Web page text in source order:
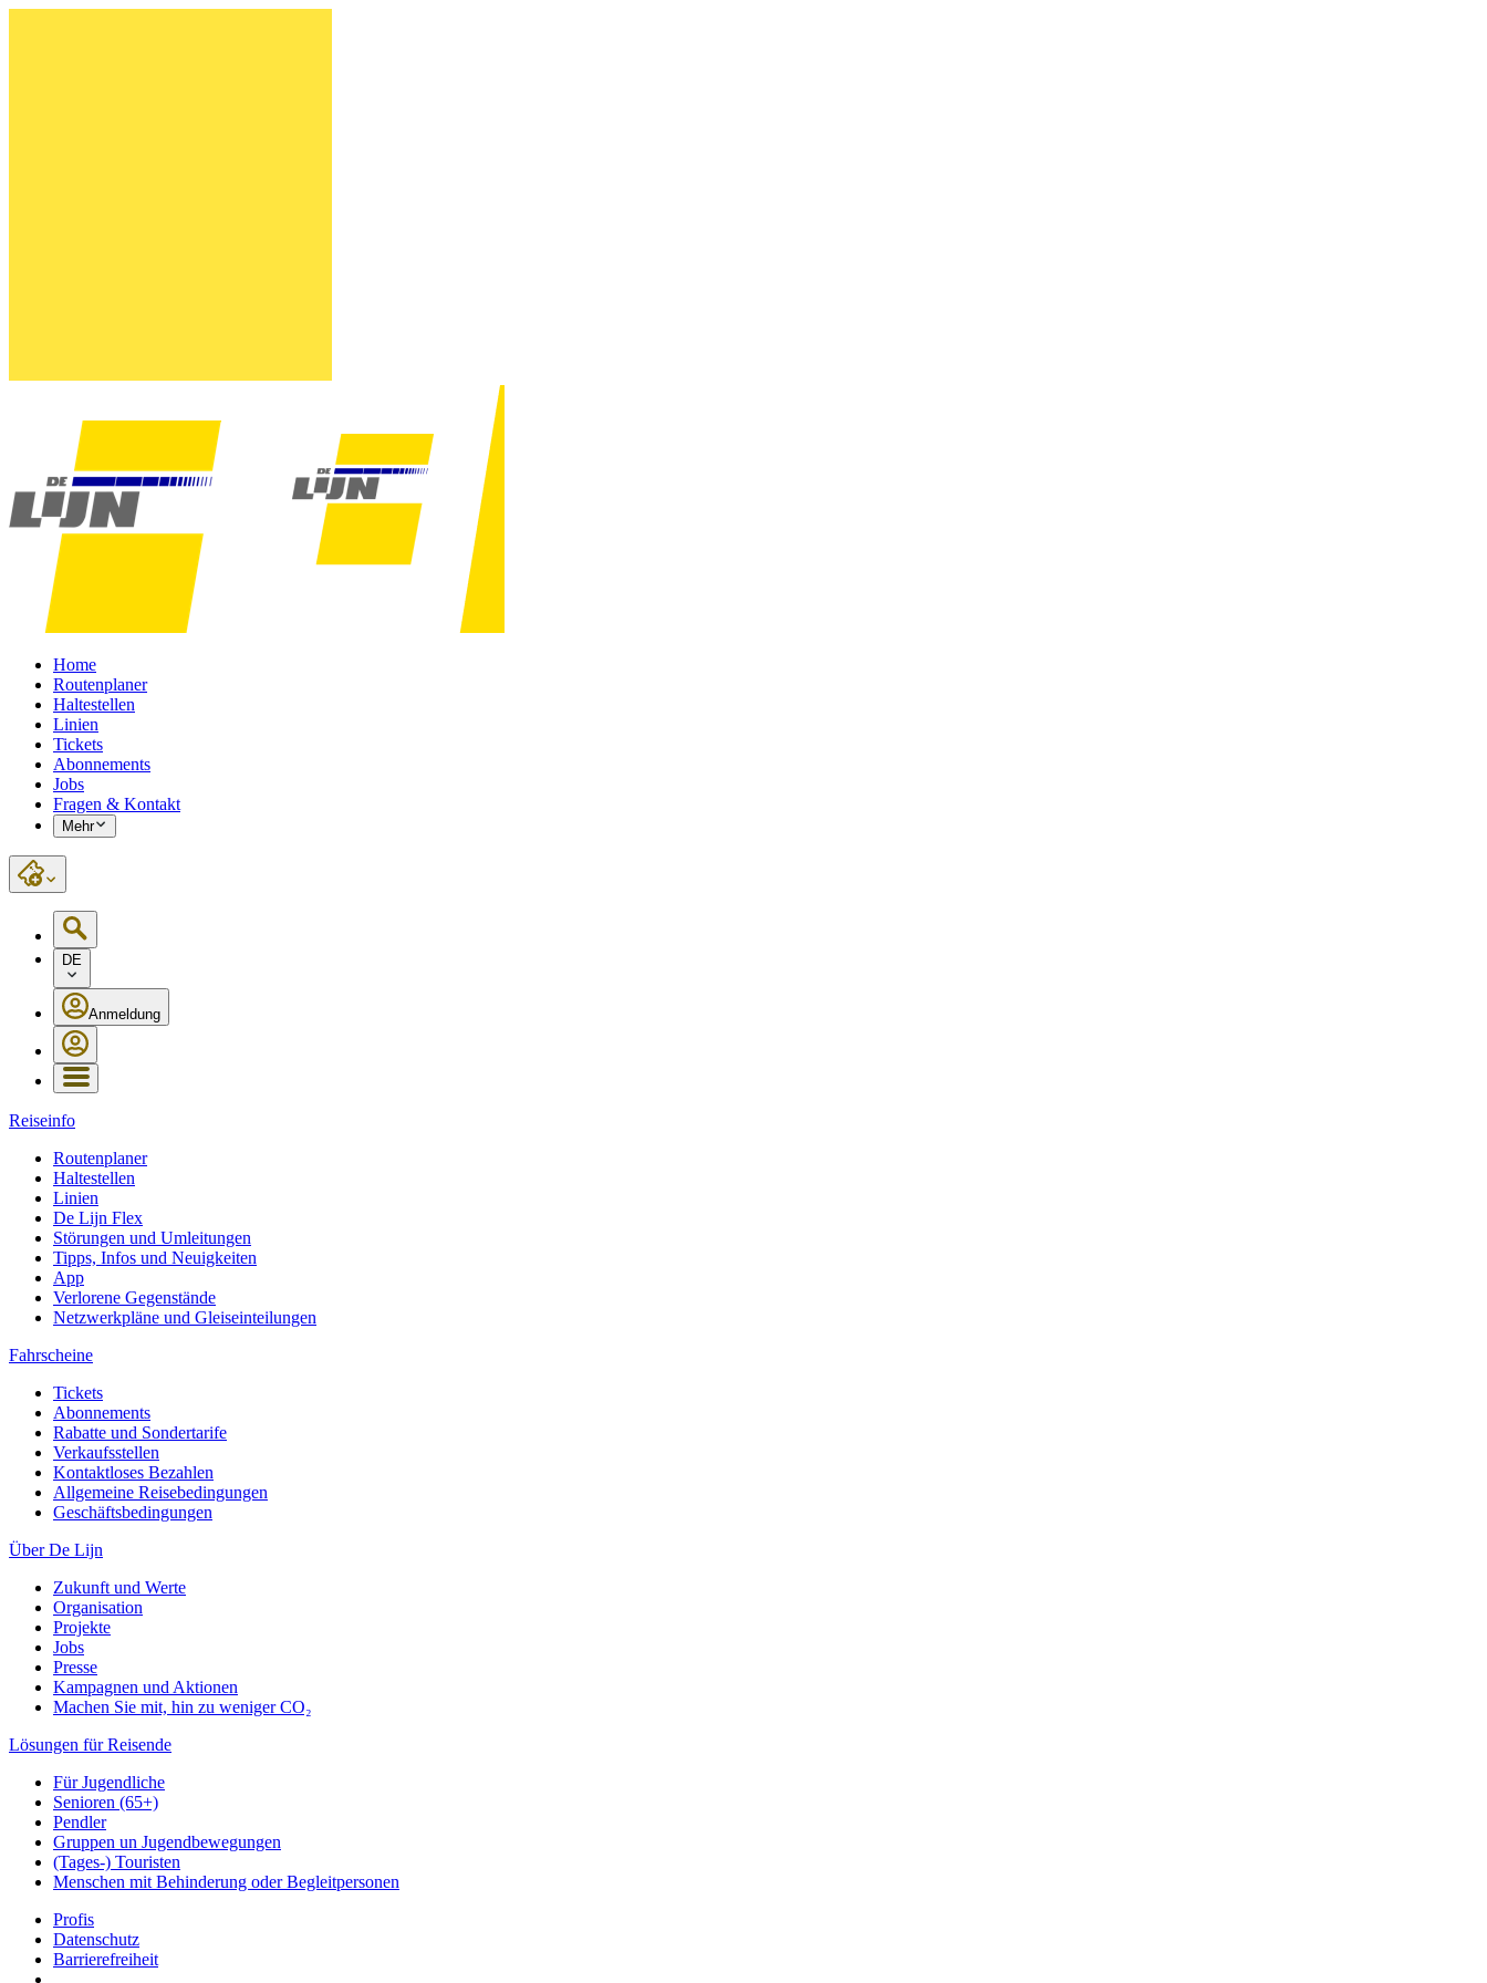
Home
Routenplaner
Haltestellen
Linien
Tickets
Abonnements
Jobs
Fragen & Kontakt
Mehr
DE
Anmeldung
Reiseinfo
Routenplaner
Haltestellen
Linien
De Lijn Flex
Störungen und Umleitungen
Tipps, Infos und Neuigkeiten
App
Verlorene Gegenstände
Netzwerkpläne und Gleiseinteilungen
Fahrscheine
Tickets
Abonnements
Rabatte und Sondertarife
Verkaufsstellen
Kontaktloses Bezahlen
Allgemeine Reisebedingungen
Geschäftsbedingungen
Über De Lijn
Zukunft und Werte
Organisation
Projekte
Jobs
Presse
Kampagnen und Aktionen
Machen Sie mit, hin zu weniger CO₂
Lösungen für Reisende
Für Jugendliche
Senioren (65+)
Pendler
Gruppen un Jugendbewegungen
(Tages-) Touristen
Menschen mit Behinderung oder Begleitpersonen
Profis
Datenschutz
Barrierefreiheit